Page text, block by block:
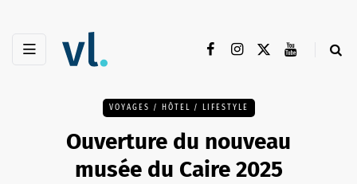
VOYAGES / HÔTEL / LIFESTYLE
Ouverture du nouveau
musée du Caire 2025